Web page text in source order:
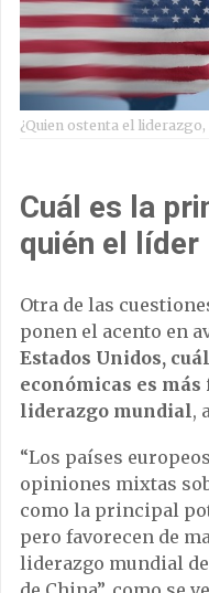
¿Quien ostenta el
Cuál es la
quién el líder
Otra de las
ponen el acento en
Estados Unidos,
económicas es
liderazgo mundial,
“Los países
opiniones mixtas
como la principal
pero favorecen de
liderazgo mundial